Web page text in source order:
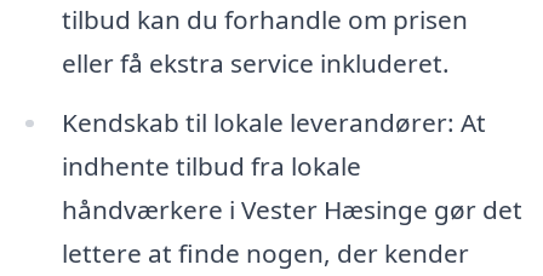
tilbud kan du forhandle om prisen
eller få ekstra service inkluderet.
Kendskab til lokale leverandører: At
indhente tilbud fra lokale
håndværkere i Vester Hæsinge gør det
lettere at finde nogen, der kender